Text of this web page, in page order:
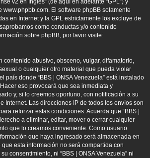
v2 en Ingles” (de aquí en adelante “GPL”) y
www.phpbb.com. El software phpBB solamente
en Internet y la GPL estrictamente los excluye de
como conductas y/o contenido
sobre phpBB, por favor visite:
contenido abusivo, obsceno, vulgar, difamatorio,
o cualquier otro material que pueda violar
país donde “BBS | ONSA Venezuela” está instalado
eso provocará que sea inmediata y
y, si lo creemos oportuno, con notificación a su
Internet. Las direcciones IP de todos los envíos son
reforzar estas condiciones. Acuerda que “BBS |
a eliminar, editar, mover o cerrar cualquier
que lo creamos conveniente. Como usuario
que haya ingresado será almacenada en
esta información no será compartida con
consentimiento, ni “BBS | ONSA Venezuela” ni